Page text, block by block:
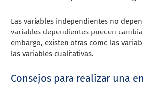
Las variables independientes no
variables dependientes pueden
embargo, existen otras como las
las variables cualitativas.
Consejos para realizar una